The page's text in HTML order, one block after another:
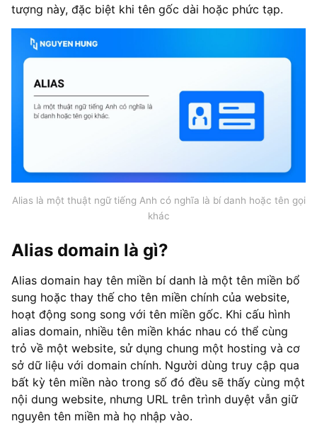
tượng này, đặc biệt khi tên gốc dài hoặc phức tạp.
Alias là một thuật ngữ tiếng Anh có nghĩa là bí danh hoặc tên gọi
khác
Alias domain là gì?
Alias domain hay tên miền bí danh là một tên miền bổ
sung hoặc thay thế cho tên miền chính của website,
hoạt động song song với tên miền gốc. Khi cấu hình
alias domain, nhiều tên miền khác nhau có thể cùng
trỏ về một website, sử dụng chung một hosting và cơ
sở dữ liệu với domain chính. Người dùng truy cập qua
bất kỳ tên miền nào trong số đó đều sẽ thấy cùng một
nội dung website, nhưng URL trên trình duyệt vẫn giữ
nguyên tên miền mà họ nhập vào.